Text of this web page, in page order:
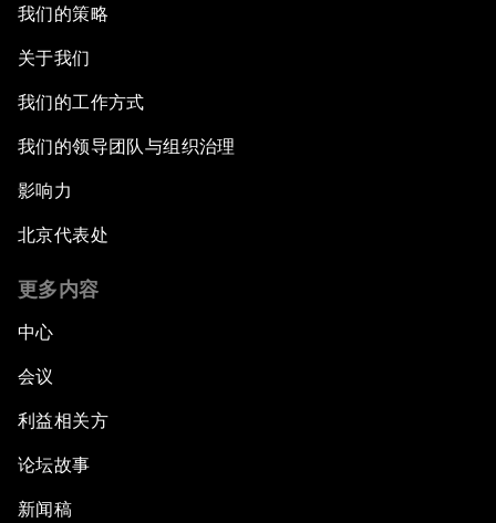
我们的策略
关于我们
我们的工作方式
我们的领导团队与组织治理
影响力
北京代表处
更多内容
中心
会议
利益相关方
论坛故事
新闻稿